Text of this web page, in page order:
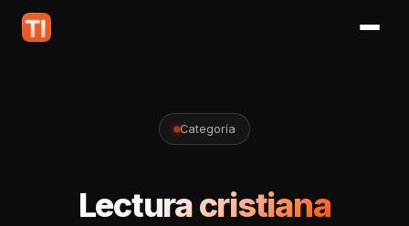
Categoría
Lectura cristiana